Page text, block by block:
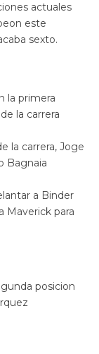
actuales
este
sexto.
la primera
la carrera
la carrera, Joge
Bagnaia
a Binder
Maverick para
posicion